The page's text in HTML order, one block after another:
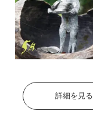
詳細を見る